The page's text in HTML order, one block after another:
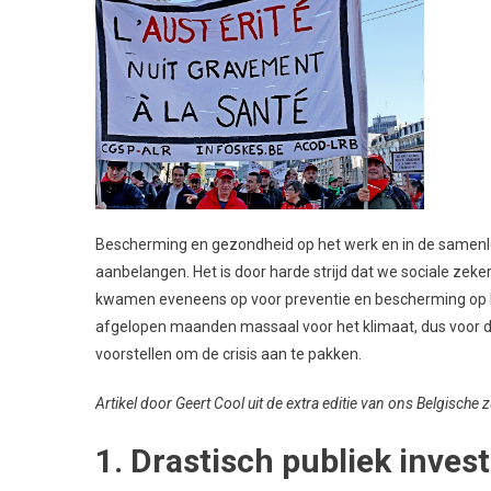
Bescherming en gezondheid op het werk en in de
aanbelangen. Het is door harde strijd dat we sociale
kwamen eveneens op voor preventie en bescherming
afgelopen maanden massaal voor het klimaat, dus voor
voorstellen om de crisis aan te pakken.
Artikel door Geert Cool uit de extra editie van ons Belgische
1. Drastisch publiek